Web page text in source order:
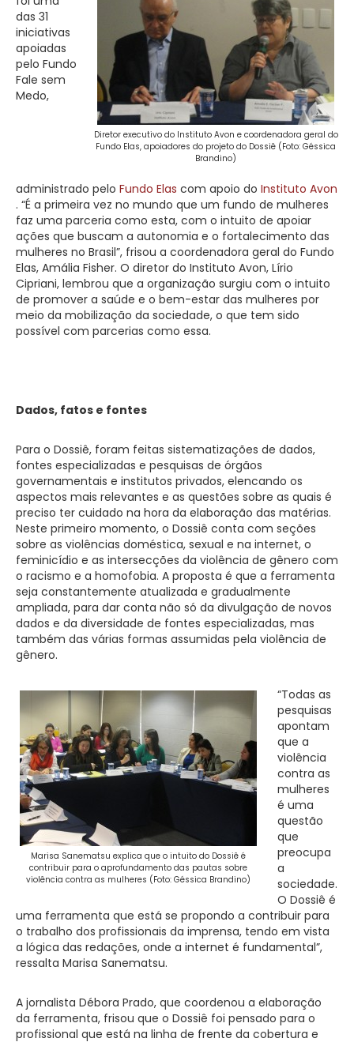
Diretor executivo do Instituto Avon e coordenadora geral do
Fundo Elas, apoiadores do projeto do Dossiê (Foto: Géssica
Brandino)
das 31
iniciativas
apoiadas
pelo Fundo
Fale sem
Medo,
administrado pelo Fundo Elas com apoio do Instituto Avon
. “É a primeira vez no mundo que um fundo de mulheres
faz uma parceria como esta, com o intuito de apoiar
ações que buscam a autonomia e o fortalecimento das
mulheres no Brasil”, frisou a coordenadora geral do Fundo
Elas, Amália Fisher. O diretor do Instituto Avon, Lírio
Cipriani, lembrou que a organização surgiu com o intuito
de promover a saúde e o bem-estar das mulheres por
meio da mobilização da sociedade, o que tem sido
possível com parcerias como essa.
Dados, fatos e fontes
Para o Dossiê, foram feitas sistematizações de dados,
fontes especializadas e pesquisas de órgãos
governamentais e institutos privados, elencando os
aspectos mais relevantes e as questões sobre as quais é
preciso ter cuidado na hora da elaboração das matérias.
Neste primeiro momento, o Dossiê conta com seções
sobre as violências doméstica, sexual e na internet, o
feminicídio e as intersecções da violência de gênero com
o racismo e a homofobia. A proposta é que a ferramenta
seja constantemente atualizada e gradualmente
ampliada, para dar conta não só da divulgação de novos
dados e da diversidade de fontes especializadas, mas
também das várias formas assumidas pela violência de
gênero.
Marisa Sanematsu explica que o intuito do Dossiê é
contribuir para o aprofundamento das pautas sobre
violência contra as mulheres (Foto: Géssica Brandino)
“Todas as
pesquisas
apontam
que a
violência
contra as
mulheres
é uma
questão
que
preocupa
a
sociedade.
O Dossiê é
uma ferramenta que está se propondo a contribuir para
o trabalho dos profissionais da imprensa, tendo em vista
a lógica das redações, onde a internet é fundamental”,
ressalta Marisa Sanematsu.
A jornalista Débora Prado, que coordenou a elaboração
da ferramenta, frisou que o Dossiê foi pensado para o
profissional que está na linha de frente da cobertura e